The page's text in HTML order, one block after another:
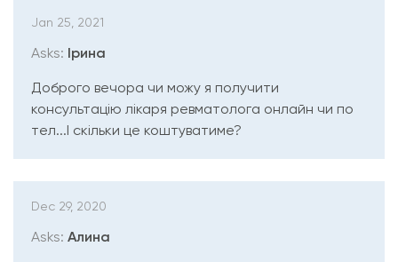
Jan 25, 2021
Asks: Ірина
Доброго вечора чи можу я получити
консультацію лікаря ревматолога онлайн чи по
тел...І скільки це коштуватиме?
Dec 29, 2020
Asks: Алина